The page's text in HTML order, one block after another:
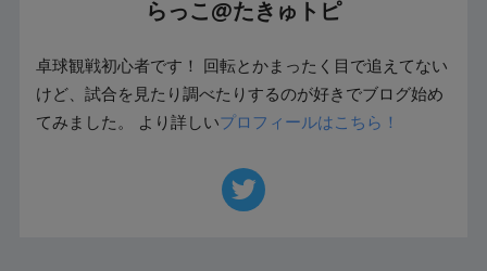
らっこ@たきゅトピ
卓球観戦初心者です！ 回転とかまったく目で追えてない
けど、試合を見たり調べたりするのが好きでブログ始め
てみました。 より詳しいプロフィールはこちら！